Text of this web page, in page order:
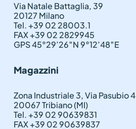
Via Natale Battaglia, 39
20127 Milano
Tel. +39 02 28003.1
FAX +39 02 2829945
GPS 45°29’26″N 9°12’48″E
Magazzini
Zona Industriale 3, Via Pasubio 4
20067 Tribiano (MI)
Tel. +39 02 90639831
FAX +39 02 90639837